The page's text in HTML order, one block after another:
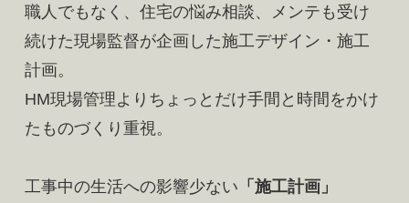
職人でもなく、住宅の悩み相談、メンテも受け
続けた現場監督が企画した施工デザイン・施工
計画。
HM現場管理よりちょっとだけ手間と時間をかけ
たものづくり重視。
工事中の生活への影響少ない 「施工計画」